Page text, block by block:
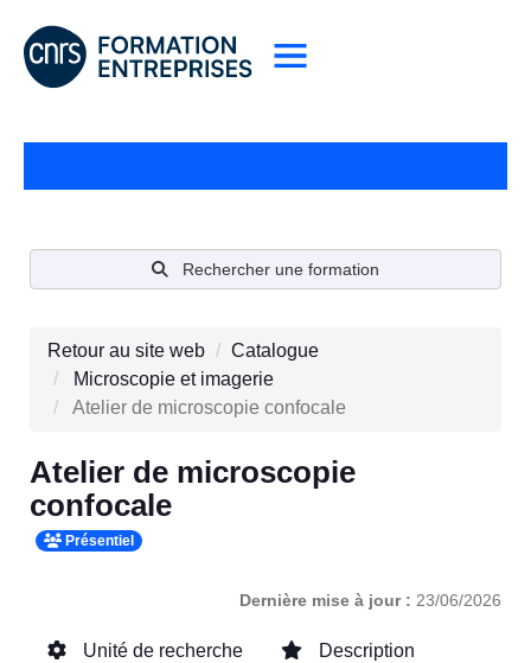
Rechercher une formation
Retour au site web
Catalogue
Microscopie et imagerie
Atelier de microscopie confocale
Atelier de microscopie
confocale
Présentiel
Dernière mise à jour : 23/06/2026
Unité de recherche Description